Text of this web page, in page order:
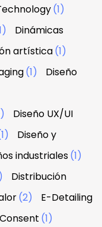
(1)
Dinámicas
artística(1)
(1)
Diseño
Diseño UX/UI
Diseño y
industriales(1)
Distribución
(2)
E-Detailing
(1)